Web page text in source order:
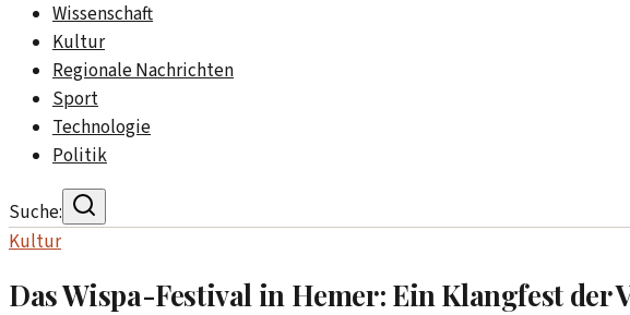
Wissenschaft
Kultur
Regionale Nachrichten
Sport
Technologie
Politik
Suche:
Kultur
Das Wispa-Festival in Hemer: Ein Klangfest der